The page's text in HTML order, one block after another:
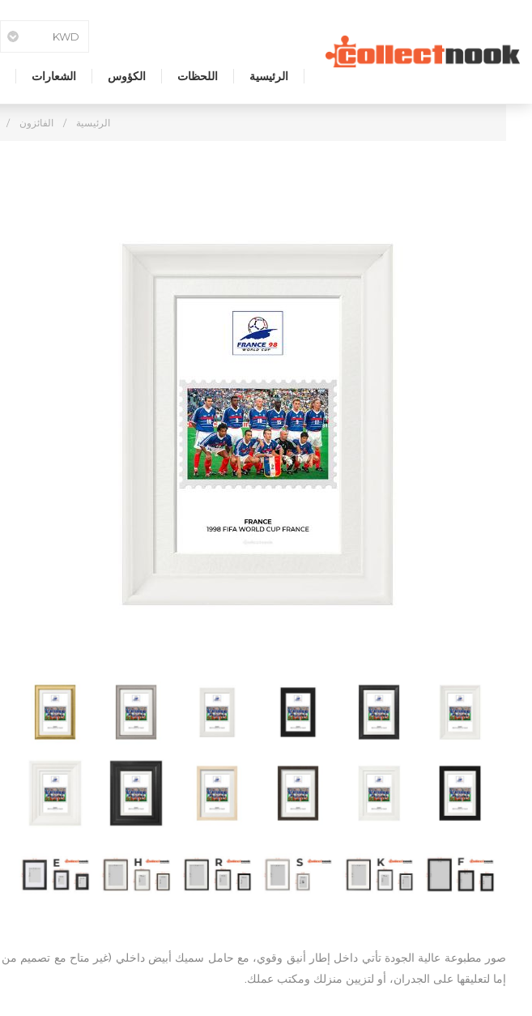
الرئيسية اللحظات الكؤوس الشعارات
الرئيسية / الفائزون /
إما لتعليقها على الجدران، أو لتزيين منزلك ومكتب عملك.